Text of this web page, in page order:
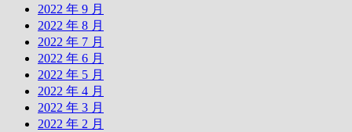
2022 年 9 月
2022 年 8 月
2022 年 7 月
2022 年 6 月
2022 年 5 月
2022 年 4 月
2022 年 3 月
2022 年 2 月